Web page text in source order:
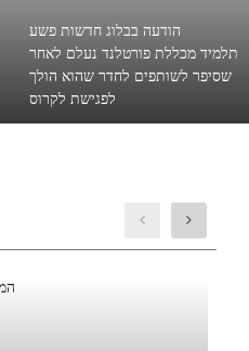
הודעה בבלוג חדשות פשע
תלמיד מכללת פורטלנד נעלם לאחר
שסיפר לשותפים לחדר שהוא הולך
לפגישת לקרוס